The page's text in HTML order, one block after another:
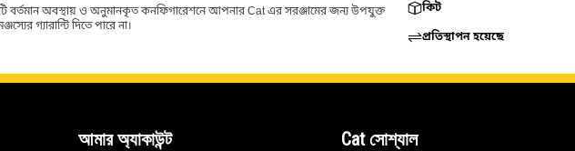
বর্তমান অবস্থায় ও অনুমানকৃত কনফিগারেশনে আপনার Cat এর সরঞ্জামের জন্য উপযুক্ত
গ্যারান্টি দিতে পারে না।
কিট
প্রতিস্থাপন হয়েছে
আমার অ্যাকাউন্ট Cat সোশ্যাল